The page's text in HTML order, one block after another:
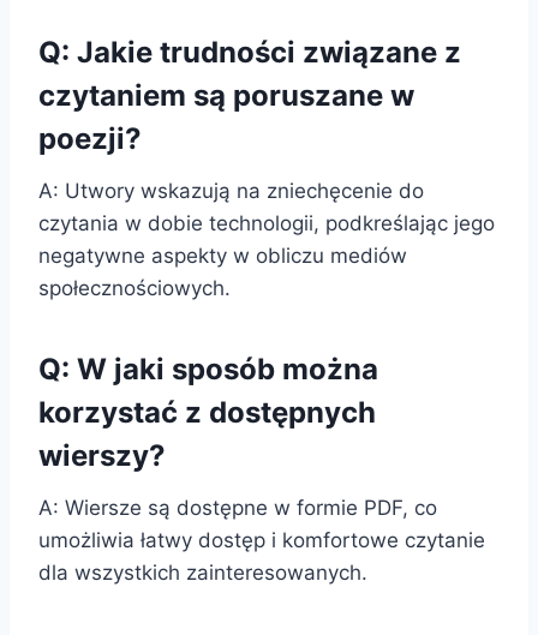
Q: Jakie trudności związane z
czytaniem są poruszane w
poezji?
A: Utwory wskazują na zniechęcenie do
czytania w dobie technologii, podkreślając jego
negatywne aspekty w obliczu mediów
społecznościowych.
Q: W jaki sposób można
korzystać z dostępnych
wierszy?
A: Wiersze są dostępne w formie PDF, co
umożliwia łatwy dostęp i komfortowe czytanie
dla wszystkich zainteresowanych.